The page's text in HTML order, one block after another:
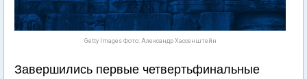
Getty Images Фото: Александр Хассенштейн
Завершились первые четвертьфинальные